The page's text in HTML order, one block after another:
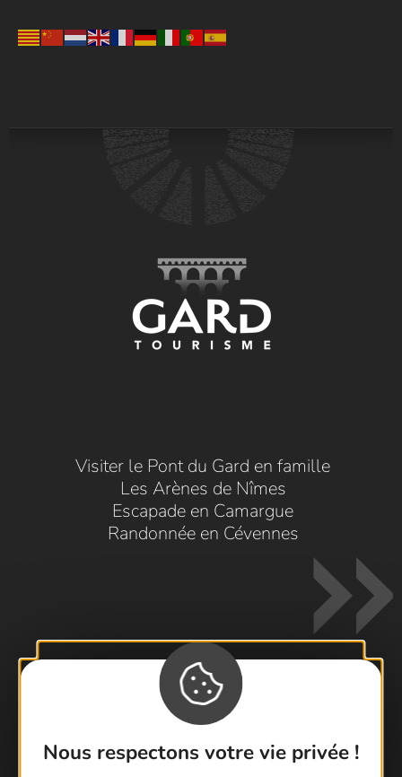
Nous respectons votre vie privée !
Visiter le Pont du Gard en famille
Les Arènes de Nîmes
Escapade en Camargue
Randonnée en Cévennes
Contactez-nous !
Foire aux questions